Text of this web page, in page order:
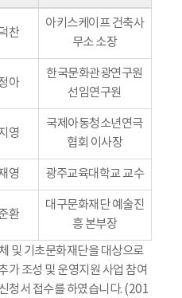
찬
아키스케이프 건축사
무소 소장
아
한국문화관광연구원
선임연구원
영
국제아동청소년연극
협회 이사장
영 광주교육대학교 교수
환
대구문화재단 예술진
흥 본부장
및 기초문화재단을 대상으로
조성 및 운영지원 사업 참여
청서 접수를 하였습니다. (201